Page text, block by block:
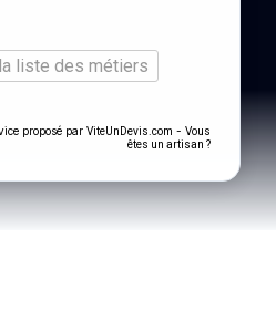
liste des métiers
proposé par ViteUnDevis.com - Vous
êtes un artisan ?